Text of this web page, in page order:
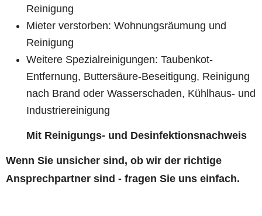
Reinigung
Mieter verstorben: Wohnungsräumung und
Reinigung
Weitere Spezialreinigungen: Taubenkot-
Entfernung, Buttersäure-Beseitigung, Reinigung
nach Brand oder Wasserschaden, Kühlhaus- und
Industriereinigung
Mit Reinigungs- und Desinfektionsnachweis
Wenn Sie unsicher sind, ob wir der richtige
Ansprechpartner sind - fragen Sie uns einfach.